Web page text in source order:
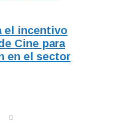
el incentivo
Cine para
en el sector